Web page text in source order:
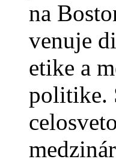
na
venuje
etike a
politike.